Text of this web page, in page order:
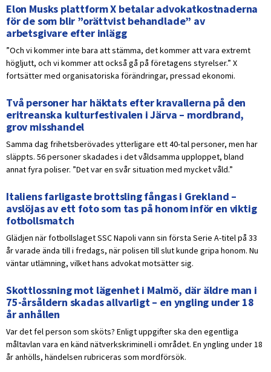
Elon Musks plattform X betalar advokatkostnaderna
för de som blir ”orättvist behandlade” av
arbetsgivare efter inlägg
”Och vi kommer inte bara att stämma, det kommer att vara extremt
högljutt, och vi kommer att också gå på företagens styrelser.” X
fortsätter med organisatoriska förändringar, pressad ekonomi.
Två personer har häktats efter kravallerna på den
eritreanska kulturfestivalen i Järva – mordbrand,
grov misshandel
Samma dag frihetsberövades ytterligare ett 40-tal personer, men har
släppts. 56 personer skadades i det våldsamma upploppet, bland
annat fyra poliser. ”Det var en svår situation med mycket våld.”
Italiens farligaste brottsling fångas i Grekland –
avslöjas av ett foto som tas på honom inför en viktig
fotbollsmatch
Glädjen när fotbollslaget SSC Napoli vann sin första Serie A-titel på 33
år varade ända till i fredags, när polisen till slut kunde gripa honom. Nu
väntar utlämning, vilket hans advokat motsätter sig.
Skottlossning mot lägenhet i Malmö, där äldre man i
75-årsåldern skadas allvarligt – en yngling under 18
år anhållen
Var det fel person som sköts? Enligt uppgifter ska den egentliga
måltavlan vara en känd nätverkskriminell i området. En yngling under 18
år anhölls, händelsen rubriceras som mordförsök.